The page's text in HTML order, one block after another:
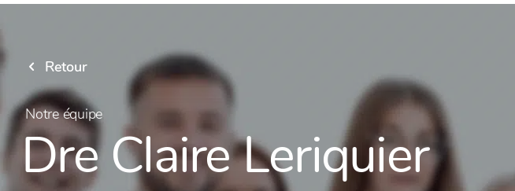
Retour
Notre équipe
Dre Claire Leriquier